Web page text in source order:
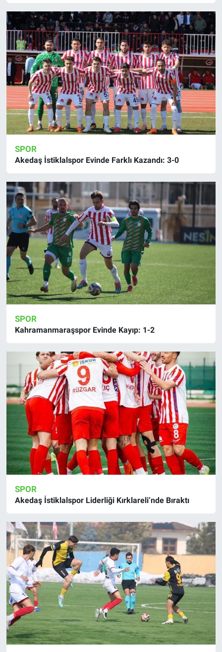
SPOR
Akedaş İstiklalspor Evinde Farklı Kazandı: 3-0
SPOR
Kahramanmaraşspor Evinde Kayıp: 1-2
SPOR
Akedaş İstiklalspor Liderliği Kırklareli’nde Bıraktı